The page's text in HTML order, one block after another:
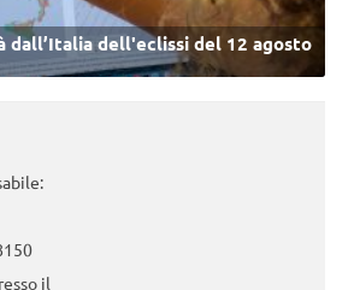
dall’Italia dell'eclissi del 12 agosto
il